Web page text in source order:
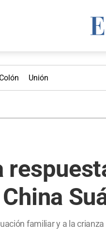
Colón Unión
familiar y a la